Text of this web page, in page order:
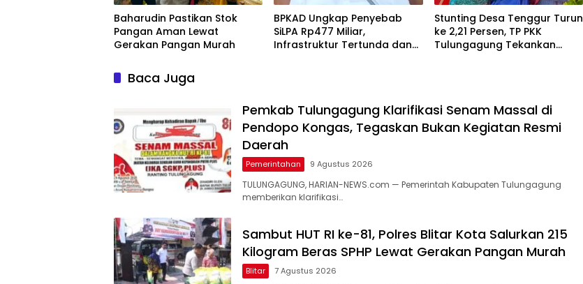
Baharudin Pastikan Stok
Pangan Aman Lewat
Gerakan Pangan Murah
BPKAD Ungkap Penyebab
SiLPA Rp477 Miliar,
Infrastruktur Tertunda dan
Stunting Desa Tenggur Turun
ke 2,21 Persen, TP PKK
Tulungagung Tekankan
Baca Juga
Pemkab Tulungagung Klarifikasi Senam Massal di
Pendopo Kongas, Tegaskan Bukan Kegiatan Resmi
Daerah
Pemerintahan 9 Agustus 2026
TULUNGAGUNG, HARIAN-NEWS.com — Pemerintah Kabupaten Tulungagung
memberikan klarifikasi…
Sambut HUT RI ke-81, Polres Blitar Kota Salurkan 215
Kilogram Beras SPHP Lewat Gerakan Pangan Murah
Blitar 7 Agustus 2026